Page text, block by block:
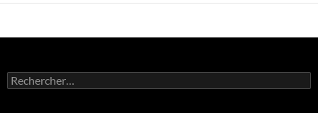
Rechercher :